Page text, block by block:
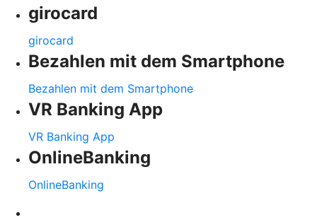
girocard
girocard
Bezahlen mit dem Smartphone
Bezahlen mit dem Smartphone
VR Banking App
VR Banking App
OnlineBanking
OnlineBanking